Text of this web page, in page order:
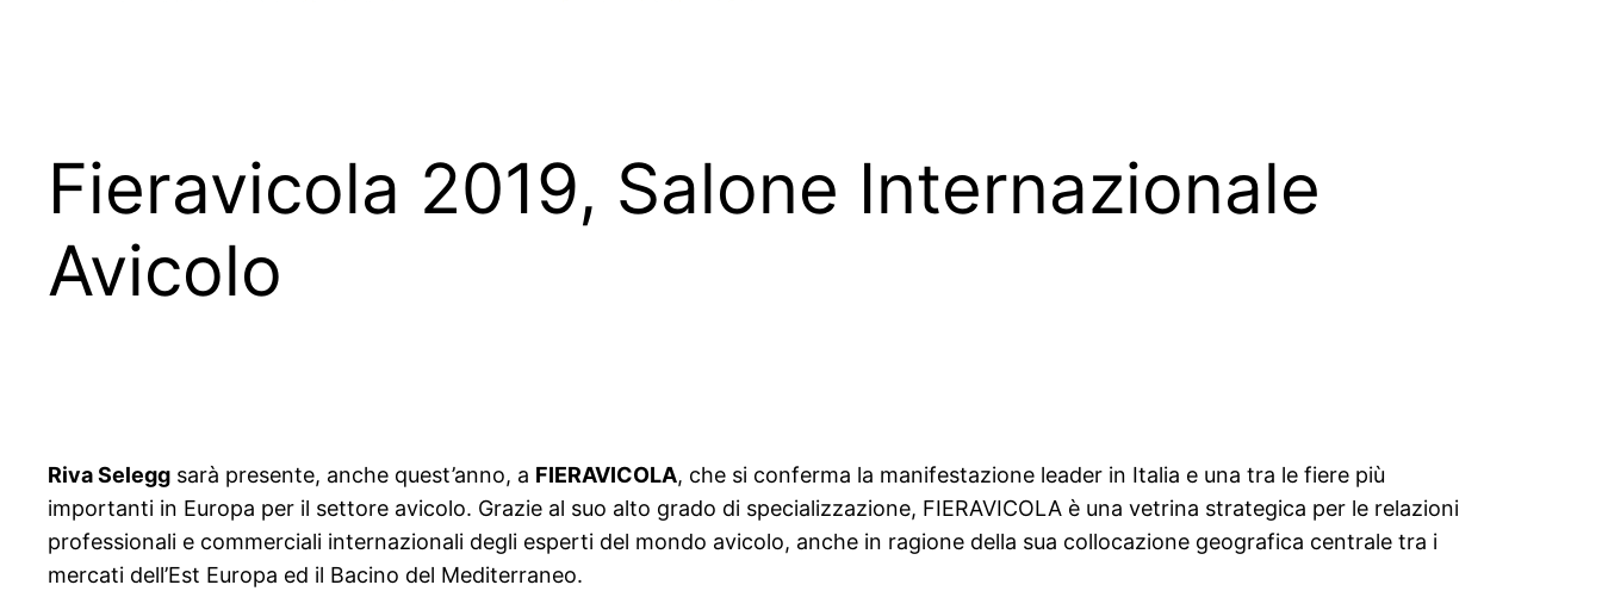
Fieravicola 2019, Salone Internazionale
Avicolo
Riva Selegg sarà presente, anche quest’anno, a FIERAVICOLA, che si conferma la manifestazione leader in Italia e una tra le fiere più
importanti in Europa per il settore avicolo. Grazie al suo alto grado di specializzazione, FIERAVICOLA è una vetrina strategica per le relazioni
professionali e commerciali internazionali degli esperti del mondo avicolo, anche in ragione della sua collocazione geografica centrale tra i
mercati dell’Est Europa ed il Bacino del Mediterraneo.